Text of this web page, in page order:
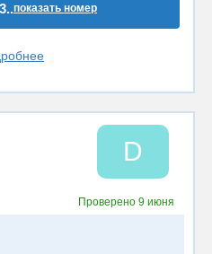
показать номер
D
Проверено9 июня